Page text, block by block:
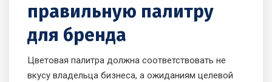
правильную палитру
для бренда
Цветовая палитра должна соответствовать не
вкусу владельца бизнеса, а ожиданиям целевой